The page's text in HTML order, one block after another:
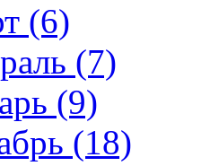
(6)
(7)
(9)
(18)